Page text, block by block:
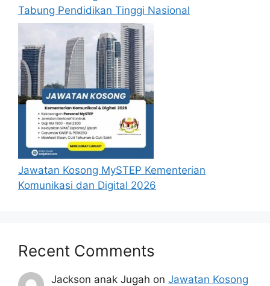
Tabung Pendidikan Tinggi Nasional
Jawatan Kosong MySTEP Kementerian
Komunikasi dan Digital 2026
Recent Comments
Jackson anak Jugah onJawatan Kosong